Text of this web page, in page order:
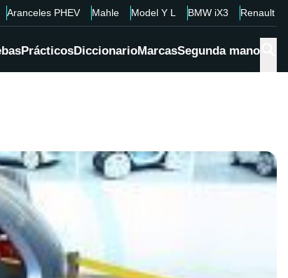
Aranceles PHEV Mahle Model Y L BMW iX3 Renault
PrácticosDiccionarioMarcasSegunda mano